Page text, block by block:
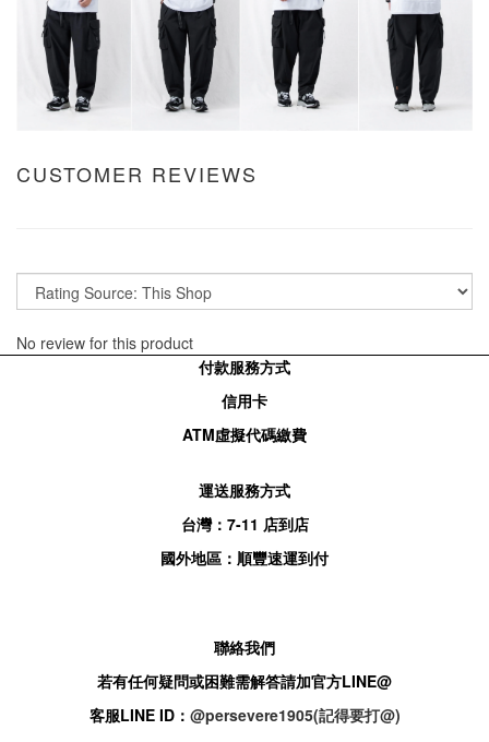
CUSTOMER REVIEWS
No review for this product
付款服務方式
信用卡
ATM虛擬代碼繳費
運送服務方式
台灣： 7-11 店到店
國外地區：順豐速運到付
聯絡我們
若有任何疑問或困難需解答請加官方LINE@
客服LINE ID： @persevere1905(記得要打@)